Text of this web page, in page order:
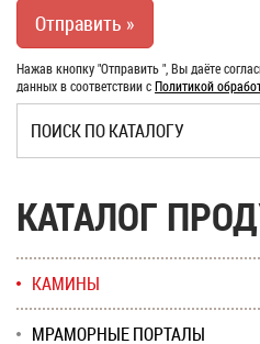
Нажав кнопку "Отправить ", Вы даёте
данных в соответствии сПолитикой
КАТАЛОГ
КАМИНЫ
МРАМОРНЫЕ ПОРТАЛЫ